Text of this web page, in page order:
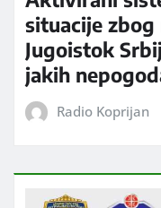
situacije zbog
Jugoistok
jakih
Radio Koprijan